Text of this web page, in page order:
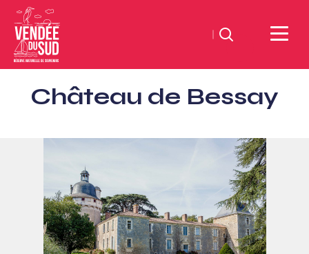
Sud
Vendée
Zoeken
Château de Bessay